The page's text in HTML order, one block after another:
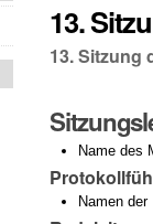
13.
13. Sitzung
Name des
Namen